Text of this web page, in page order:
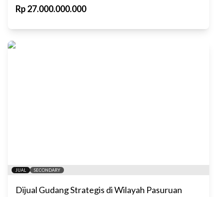
Rp27.000.000.000
JUAL SECONDARY
Dijual Gudang Strategis di Wilayah Pasuruan